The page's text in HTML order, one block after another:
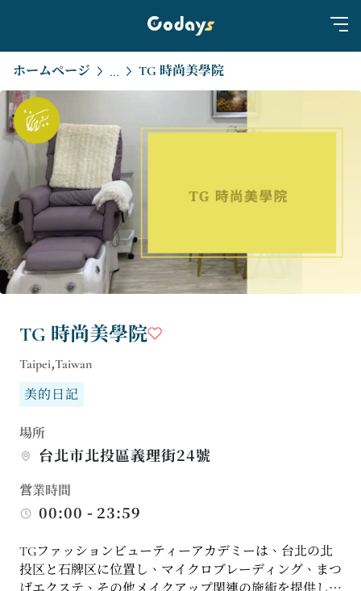
ホームページ ... TG 時尚美學院
TG 時尚美學院
Taipei,Taiwan
美的日記
場所
台北市北投區義理街24號
営業時間
00:00 - 23:59
TGファッションビューティーアカデミーは、台北の北
投区と石牌区に位置し、マイクロブレーディング、まつ